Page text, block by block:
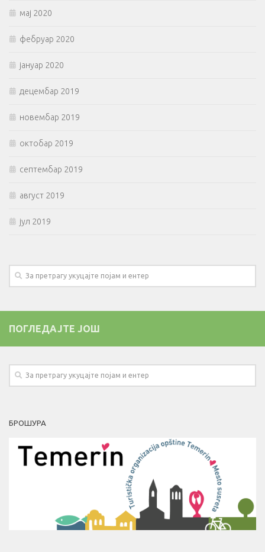
мај 2020
фебруар 2020
јануар 2020
децембар 2019
новембар 2019
октобар 2019
септембар 2019
август 2019
јул 2019
ПОГЛЕДАЈТЕ ЈОШ
БРОШУРА